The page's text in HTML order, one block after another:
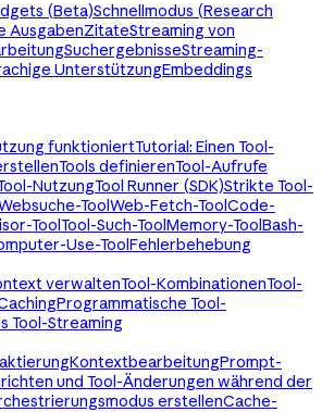
(Beta)Schnellmodus (Research
AusgabenZitateStreaming von
SuchergebnisseStreaming-
UnterstützungEmbeddings
funktioniertTutorial: Einen Tool-
Tools definierenTool-Aufrufe
NutzungTool Runner (SDK)Strikte Tool-
ToolWeb-Fetch-ToolCode-
ToolTool-Such-ToolMemory-ToolBash-
Use-ToolFehlerbehebung
verwaltenTool-KombinationenTool-
Programmatische Tool-
Tool-Streaming
KontextbearbeitungPrompt-
und Tool-Änderungen während der
erstellenCache-